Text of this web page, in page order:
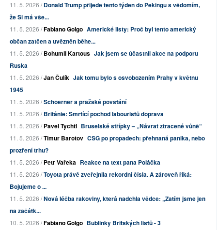
11. 5. 2026 /Donald Trump přijede tento týden do Pekingu s vědomím,
že Si má vše...
11. 5. 2026 /Fabiano Golgo Americké listy: Proč byl tento americký
občan zatčen a uvězněn běhe...
11. 5. 2026 /Bohumil Kartous Jak jsem se účastnil akce na podporu
Ruska
11. 5. 2026 /Jan Čulík Jak tomu bylo s osvobozením Prahy v květnu
1945
11. 5. 2026 /Schoerner a pražské povstání
11. 5. 2026 /Británie: Smrtící pochod labouristů doprava
11. 5. 2026 /Pavel Tychtl Bruselské střípky – „Návrat ztracené vůně“
11. 5. 2026 /Timur Barotov CSG po propadech: přehnaná panika, nebo
prozření trhu?
11. 5. 2026 /Petr Vařeka Reakce na text pana Poláčka
11. 5. 2026 /Toyota právě zveřejnila rekordní čísla. A zároveň říká:
Bojujeme o ...
11. 5. 2026 /Nová léčba rakoviny, která nadchla vědce: „Zatím jsme jen
na začátk...
10. 5. 2026 /Fabiano Golgo Bublinky Britských listů - 3